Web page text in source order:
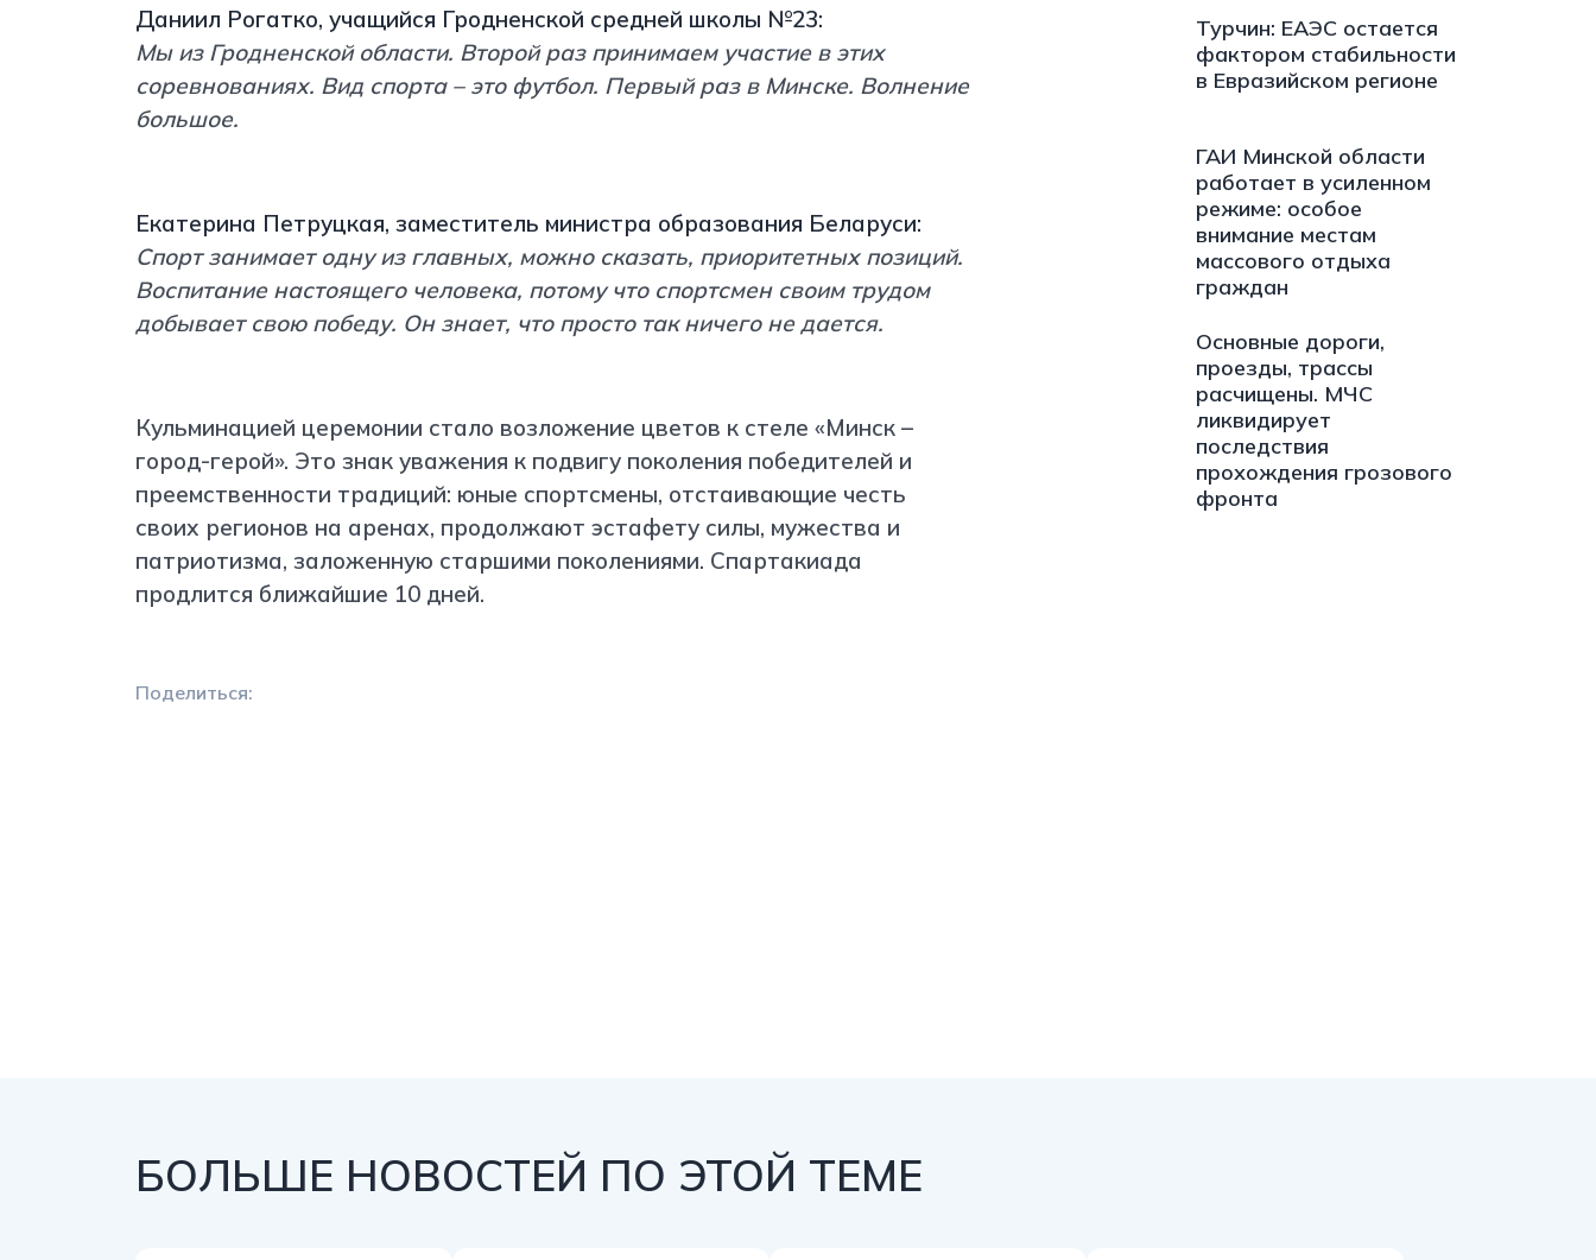
Даниил Рогатко, учащийся Гродненской средней школы №23:
Мы из Гродненской области. Второй раз принимаем участие в этих
соревнованиях. Вид спорта – это футбол. Первый раз в Минске. Волнение
большое.
Екатерина Петруцкая, заместитель министра образования Беларуси:
Спорт занимает одну из главных, можно сказать, приоритетных позиций.
Воспитание настоящего человека, потому что спортсмен своим трудом
добывает свою победу. Он знает, что просто так ничего не дается.
Кульминацией церемонии стало возложение цветов к стеле «Минск –
город-герой». Это знак уважения к подвигу поколения победителей и
преемственности традиций: юные спортсмены, отстаивающие честь
своих регионов на аренах, продолжают эстафету силы, мужества и
патриотизма, заложенную старшими поколениями. Спартакиада
продлится ближайшие 10 дней.
Поделиться:
Турчин: ЕАЭС остается
фактором стабильности
в Евразийском регионе
ГАИ Минской области
работает в усиленном
режиме: особое
внимание местам
массового отдыха
граждан
Основные дороги,
проезды, трассы
расчищены. МЧС
ликвидирует
последствия
прохождения грозового
фронта
БОЛЬШЕ НОВОСТЕЙ ПО ЭТОЙ ТЕМЕ